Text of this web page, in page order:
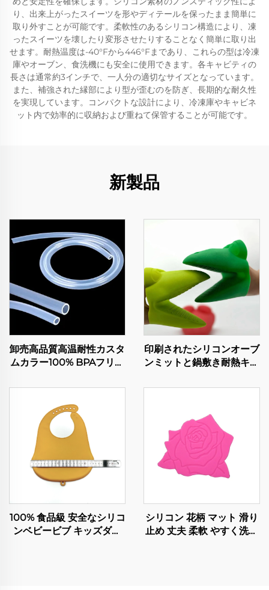
り、出来上がったスイーツを形やディテールを保ったまま簡単に
取り外すことが可能です。柔軟性のあるシリコン構造により、凍
ったスイーツを壊したり変形させたりすることなく簡単に取り出
せます。耐熱温度は-40°Fから446°Fまであり、これらの型は冷凍
庫やオーブン、食洗機にも安全に使用できます。各キャビティの
長さは通常約3インチで、一人分の適切なサイズとなっています。
また、補強された縁部により型が歪むのを防ぎ、長期的な耐久性
を実現しています。コンパクトな設計により、冷凍庫やキャビネ
ット内で効率的に収納および重ねて保管することが可能です。
新製品
卸売高品質高温耐性カスタ
ムカラー100% BPAフリー
グレードホース
印刷されたシリコンオーブ
ンミットと鍋敷き耐熱キッ
100% 食品級 安全なシリコ
ンベビービブ キッズダイ
シリコン 花柄 マット 滑り
止め 丈夫 柔軟 やすく洗っ